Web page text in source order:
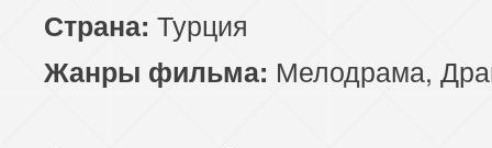
Страна: Турция
Жанры фильма: Мелодрама,